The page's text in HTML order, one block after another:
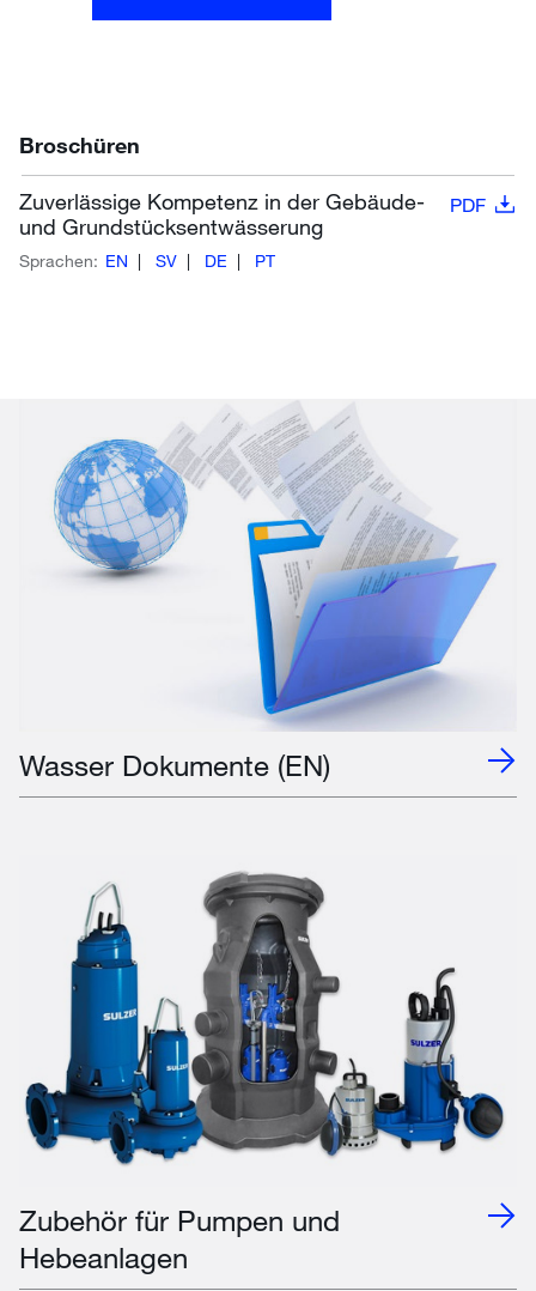
Broschüren
Zuverlässige Kompetenz in der Gebäude-
und Grundstücksentwässerung
PDF
Sprachen: EN SV DE PT
Wasser Dokumente (EN)
Zubehör für Pumpen und
Hebeanlagen